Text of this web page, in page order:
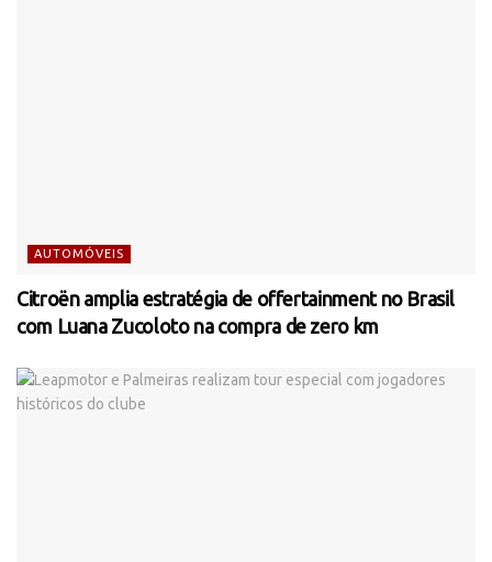
AUTOMÓVEIS
Citroën amplia estratégia de offertainment no Brasil
com Luana Zucoloto na compra de zero km